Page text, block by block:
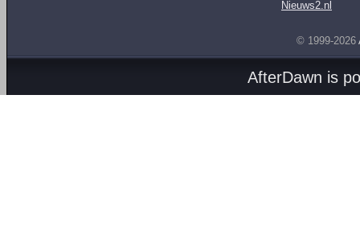
Nieuws2.nl
© 1999-2026
AfterDawn is